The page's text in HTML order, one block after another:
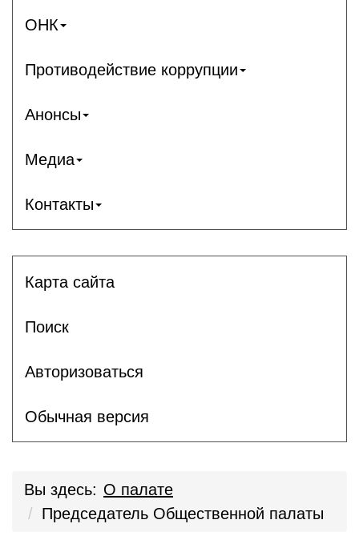
ОНК
Противодействие коррупции
Анонсы
Медиа
Контакты
Карта сайта
Поиск
Авторизоваться
Обычная версия
Вы здесь: О палате
Председатель Общественной палаты